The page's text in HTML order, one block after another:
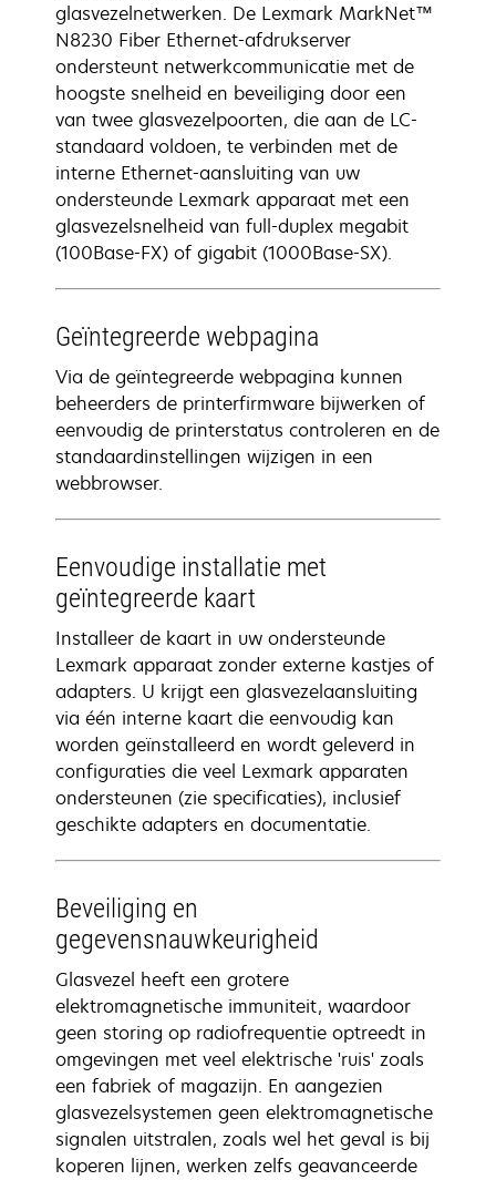
glasvezelnetwerken. De Lexmark MarkNet™
N8230 Fiber Ethernet-afdrukserver
ondersteunt netwerkcommunicatie met de
hoogste snelheid en beveiliging door een
van twee glasvezelpoorten, die aan de LC-
standaard voldoen, te verbinden met de
interne Ethernet-aansluiting van uw
ondersteunde Lexmark apparaat met een
glasvezelsnelheid van full-duplex megabit
(100Base-FX) of gigabit (1000Base-SX).
Geïntegreerde webpagina
Via de geïntegreerde webpagina kunnen
beheerders de printerfirmware bijwerken of
eenvoudig de printerstatus controleren en de
standaardinstellingen wijzigen in een
webbrowser.
Eenvoudige installatie met
geïntegreerde kaart
Installeer de kaart in uw ondersteunde
Lexmark apparaat zonder externe kastjes of
adapters. U krijgt een glasvezelaansluiting
via één interne kaart die eenvoudig kan
worden geïnstalleerd en wordt geleverd in
configuraties die veel Lexmark apparaten
ondersteunen (zie specificaties), inclusief
geschikte adapters en documentatie.
Beveiliging en
gegevensnauwkeurigheid
Glasvezel heeft een grotere
elektromagnetische immuniteit, waardoor
geen storing op radiofrequentie optreedt in
omgevingen met veel elektrische 'ruis' zoals
een fabriek of magazijn. En aangezien
glasvezelsystemen geen elektromagnetische
signalen uitstralen, zoals wel het geval is bij
koperen lijnen, werken zelfs geavanceerde